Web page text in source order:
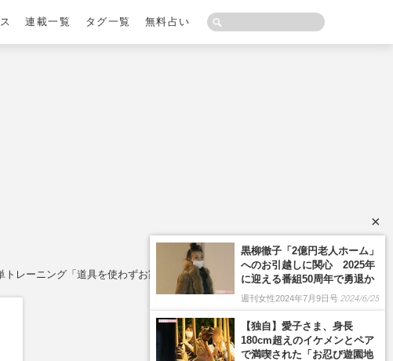
連載一覧 タグ一覧 無料占い
レーニング「道具を使わずお家で5分」
×
黒柳徹子「2億円老人ホーム」
へのお引越しに関心 2025年
に迎える番組50周年で勇退か
週刊女性2024年7月9日号 2024/6/25
【独自】愛子さま、身長
180cm超えのイケメンとペア
で満喫された「お忍び遊園地